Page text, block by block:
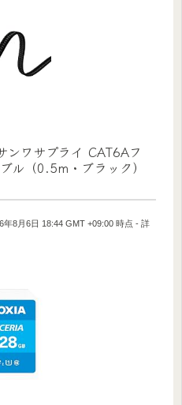
ンワサプライ CAT6Aフ
ル（0.5m・ブラック）
年8月6日 18:44 GMT +09:00 時点 -詳